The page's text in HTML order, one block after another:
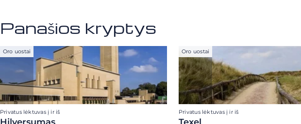
Panašios kryptys
Oro uostai
Privatus lėktuvas į ir iš
Oro uostai
Privatus lėktuvas į ir iš